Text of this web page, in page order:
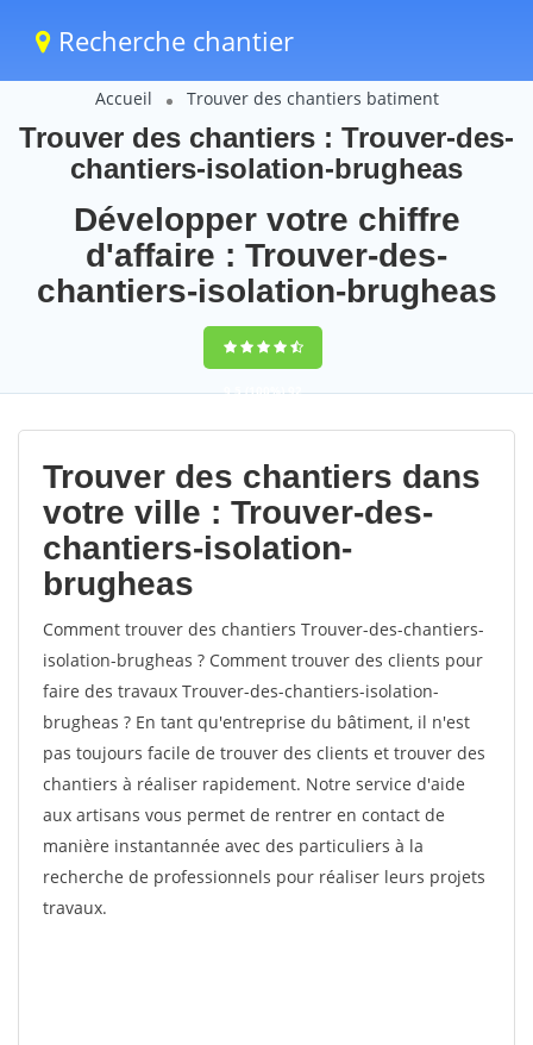
Recherche chantier
Accueil Trouver des chantiers batiment
Trouver des chantiers : Trouver-des-
chantiers-isolation-brugheas
Développer votre chiffre
d'affaire : Trouver-des-
chantiers-isolation-brugheas
9,5(100%)92
votes
Trouver des chantiers dans
votre ville : Trouver-des-
chantiers-isolation-
brugheas
Comment trouver des chantiers Trouver-des-chantiers-
isolation-brugheas ? Comment trouver des clients pour
faire des travaux Trouver-des-chantiers-isolation-
brugheas ? En tant qu'entreprise du bâtiment, il n'est
pas toujours facile de trouver des clients et trouver des
chantiers à réaliser rapidement. Notre service d'aide
aux artisans vous permet de rentrer en contact de
manière instantannée avec des particuliers à la
recherche de professionnels pour réaliser leurs projets
travaux.